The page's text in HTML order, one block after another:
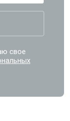
свое